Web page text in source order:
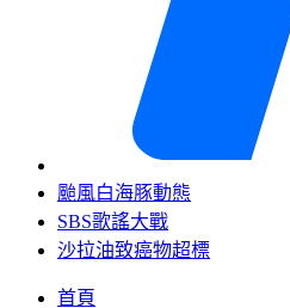
颱風白海豚動態
SBS歌謠大戰
沙拉油致癌物超標
首頁